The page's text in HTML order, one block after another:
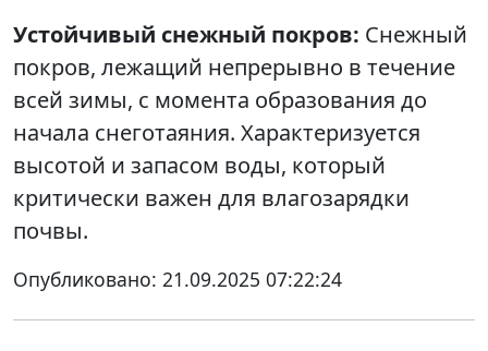
Устойчивый снежный покров: Снежный
покров, лежащий непрерывно в течение
всей зимы, с момента образования до
начала снеготаяния. Характеризуется
высотой и запасом воды, который
критически важен для влагозарядки
почвы.
Опубликовано: 21.09.2025 07:22:24